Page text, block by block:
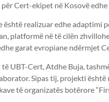
Cert-ekipet në Kosovë edhe
është realizuar edhe adaptimi
platformë në të cilën
garat evropiane ndërmjet
UBT-Cert, Atdhe Buja,
Sipas tij, projekti
të organizatës botërore